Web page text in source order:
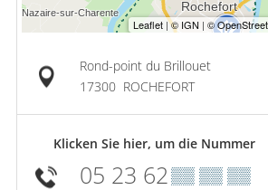
Rond-point du Brillouet
17300 ROCHEFORT
Klicken Sie hier, um die Nummer
05 23 62▒▒ ▒▒ ▒▒